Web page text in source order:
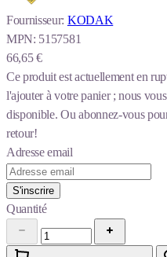
Fournisseur: KODAK
MPN: 5157581
66,65 €
Ce produit est actuellement en
l'ajouter à votre panier ; nous
disponible. Ou abonnez-vous
retour!
Adresse email
S'inscrire
Quantité